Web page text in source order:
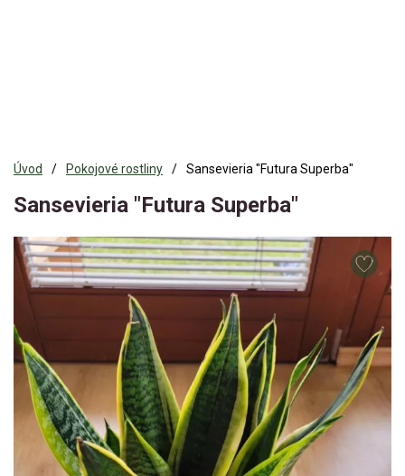
Úvod Pokojové rostliny Sansevieria "Futura Superba"
Sansevieria "Futura Superba"